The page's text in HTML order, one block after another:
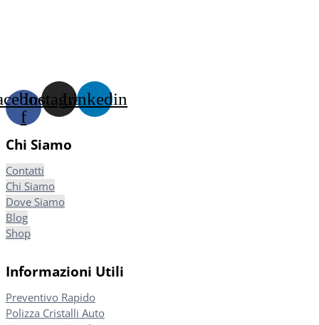
f
InstagramLinkedin
Chi Siamo
Contatti
Chi Siamo
Dove Siamo
Blog
Shop
Informazioni Utili
Preventivo Rapido
Polizza Cristalli Auto